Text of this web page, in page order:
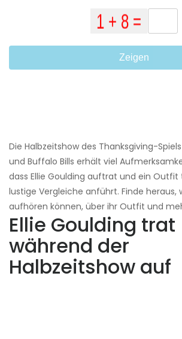
Zeigen
Die Halbzeitshow des Thanksgiving-
und Buffalo Bills erhält viel
dass Ellie Goulding auftrat und ein Outfit
lustige Vergleiche anführt. Finde heraus,
aufhören können, über ihr Outfit und
Ellie Goulding trat
während der
Halbzeitshow auf